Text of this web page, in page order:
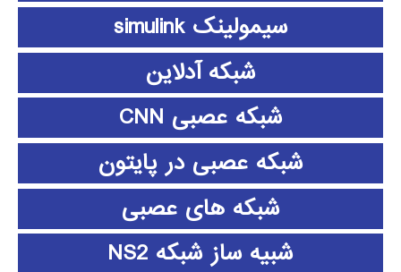
سیمولینک simulink
شبکه آدلاین
شبکه عصبی CNN
شبکه عصبی در پایتون
شبکه های عصبی
شبیه ساز شبکه NS2